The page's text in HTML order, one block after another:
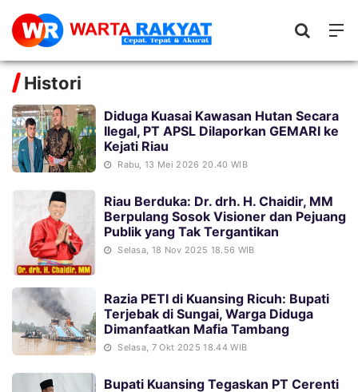
Histori
Diduga Kuasai Kawasan Hutan Secara
Ilegal, PT APSL Dilaporkan GEMARI ke
Kejati Riau
Rabu, 13 Mei 2026 20.40 WIB
Riau Berduka: Dr. drh. H. Chaidir, MM
Berpulang Sosok Visioner dan Pejuang
Publik yang Tak Tergantikan
Selasa, 18 Nov 2025 18.56 WIB
Razia PETI di Kuansing Ricuh: Bupati
Terjebak di Sungai, Warga Diduga
Dimanfaatkan Mafia Tambang
Selasa, 7 Okt 2025 18.44 WIB
Bupati Kuansing Tegaskan PT Cerenti